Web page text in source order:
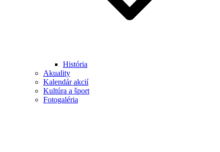
História
Akuality
Kalendár akcií
Kultúra a šport
Fotogaléria